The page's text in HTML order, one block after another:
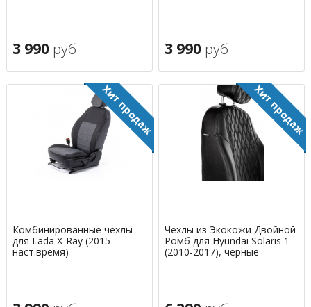
3 990 руб 3 990 руб
Комбинированные чехлы
для Lada X-Ray (2015-
наст.время)
Чехлы из Экокожи Двойной
Ромб для Hyundai Solaris 1
(2010-2017), чёрные